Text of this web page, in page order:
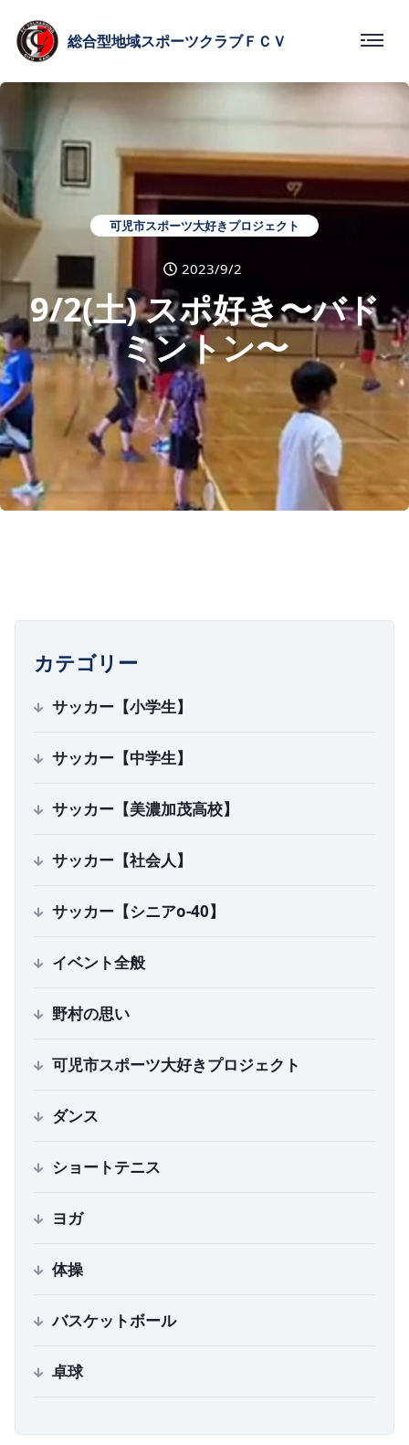
総合型地域スポーツクラブＦＣＶ
可児市スポーツ大好きプロジェクト
2023/9/2
9/2(土) スポ好き〜バド
ミントン〜
カテゴリー
サッカー【小学生】
サッカー【中学生】
サッカー【美濃加茂高校】
サッカー【社会人】
サッカー【シニアo-40】
イベント全般
野村の思い
可児市スポーツ大好きプロジェクト
ダンス
ショートテニス
ヨガ
体操
バスケットボール
卓球